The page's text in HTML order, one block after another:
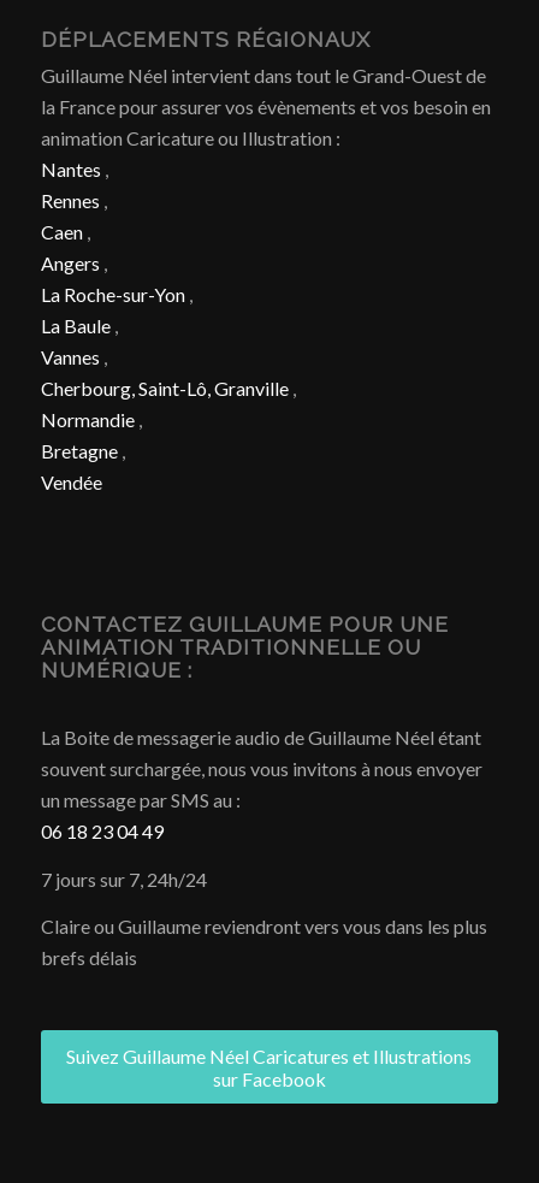
DÉPLACEMENTS RÉGIONAUX
Guillaume Néel intervient dans tout le Grand-Ouest de
la France pour assurer vos évènements et vos besoin en
animation Caricature ou Illustration :
Nantes ,
Rennes ,
Caen,
Angers ,
La Roche-sur-Yon,
La Baule,
Vannes ,
Cherbourg, Saint-Lô, Granville,
Normandie,
Bretagne,
Vendée
CONTACTEZ GUILLAUME POUR UNE
ANIMATION TRADITIONNELLE OU
NUMÉRIQUE :
La Boite de messagerie audio de Guillaume Néel étant
souvent surchargée, nous vous invitons à nous envoyer
un message par SMS au :
06 18 23 04 49
7 jours sur 7, 24h/24
Claire ou Guillaume reviendront vers vous dans les plus
brefs délais
Suivez Guillaume Néel Caricatures et Illustrations
sur Facebook